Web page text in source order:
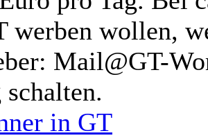
werben wollen,
Mail@GT-
in GT